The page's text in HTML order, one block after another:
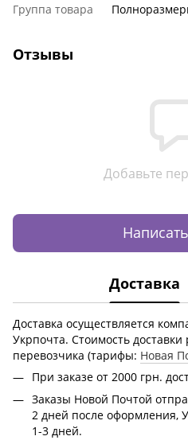
Группа товара
Отзывы
Добавьте
Доставка
Доставка осуществляется
Укрпочта. Стоимость
перевозчика (тарифы: Новая
При заказе от 2000 грн.
Заказы Новой Почтой
2 дней после оформления,
1-3 дней.